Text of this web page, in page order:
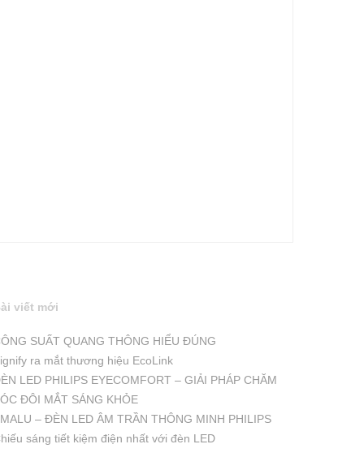
viết mới
SUẤT QUANG THÔNG HIỂU ĐÚNG
ra mắt thương hiệu EcoLink
LED PHILIPS EYECOMFORT – GIẢI PHÁP CHĂM
ĐÔI MẮT SÁNG KHỎE
– ĐÈN LED ÂM TRẦN THÔNG MINH PHILIPS
sáng tiết kiệm điện nhất với đèn LED